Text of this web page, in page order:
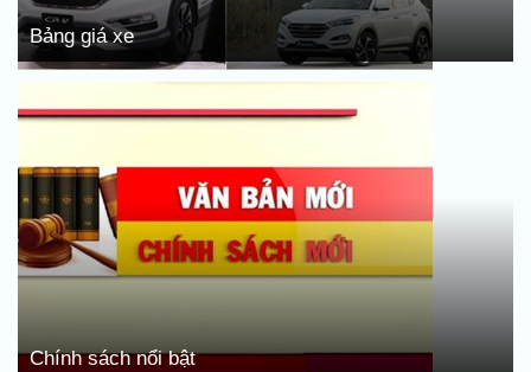
Bảng giá xe
Chính sách nổi bật